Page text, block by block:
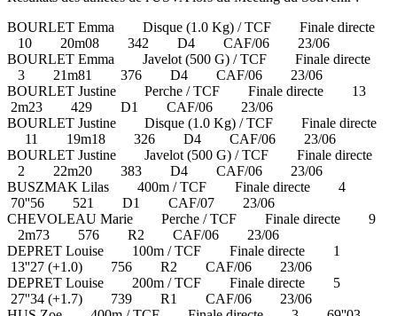
BOURLET Emma Disque (1.0 Kg) / TCF Finale directe
10 20m08 342 D4 CAF/06 23/06
BOURLET Emma Javelot (500 G) / TCF Finale directe
3 21m81 376 D4 CAF/06 23/06
BOURLET Justine Perche / TCF Finale directe 13
2m23 429 D1 CAF/06 23/06
BOURLET Justine Disque (1.0 Kg) / TCF Finale directe
11 19m18 326 D4 CAF/06 23/06
BOURLET Justine Javelot (500 G) / TCF Finale directe
2 22m20 383 D4 CAF/06 23/06
BUSZMAK Lilas 400m / TCF Finale directe 4
70''56 521 D1 CAF/07 23/06
CHEVOLEAU Marie Perche / TCF Finale directe 9
2m73 576 R2 CAF/06 23/06
DEPRET Louise 100m / TCF Finale directe 1
13''27 (+1.0) 756 R2 CAF/06 23/06
DEPRET Louise 200m / TCF Finale directe 5
27''34 (+1.7) 739 R1 CAF/06 23/06